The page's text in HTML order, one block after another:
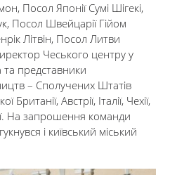
Посол Японії Сумі Шігекі,
Посол Швейцарії Гійом
Літвін, Посол Литви
Чеського центру у
представники
– Сполучених Штатів
Австрії, Італії, Чехії,
На запрошення команди
і київський міський